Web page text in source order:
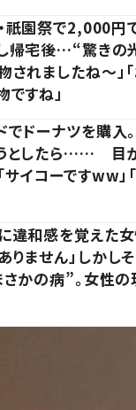
祇園祭で2,000円
帰宅後…“驚きの
されましたね～」「
ですね」
でドーナツを購入
としたら…… 目
サイコーですww」
違和感を覚えた
りません」しかし
さかの病”。女性